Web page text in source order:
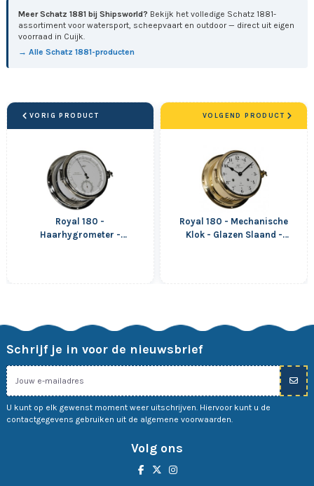
Meer Schatz 1881 bij Shipsworld? Bekijk het volledige Schatz 1881-
assortiment voor watersport, scheepvaart en outdoor — direct uit eigen
voorraad in Cuijk.
→ Alle Schatz 1881-producten
VORIG PRODUCT
Royal 180 -
Haarhygrometer -
Royal 180 - Mechanische
Klok - Glazen Slaand -
VOLGEND PRODUCT
Schrijf je in voor de nieuwsbrief
U kunt op elk gewenst moment weer uitschrijven. Hiervoor kunt u de
contactgegevens gebruiken uit de algemene voorwaarden.
Volg ons